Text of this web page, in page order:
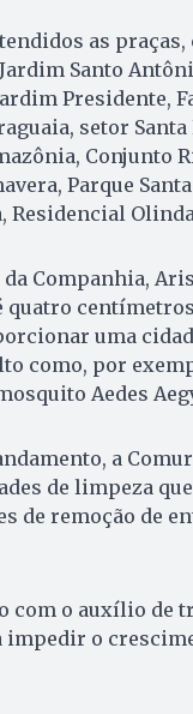
as
Santo
Presidente,
setor
Conjunto
Parque
Residencial
Companhia,
quatro
uma
como, por
Aedes
a
de limpeza
de remoção de
com o auxílio
impedir o